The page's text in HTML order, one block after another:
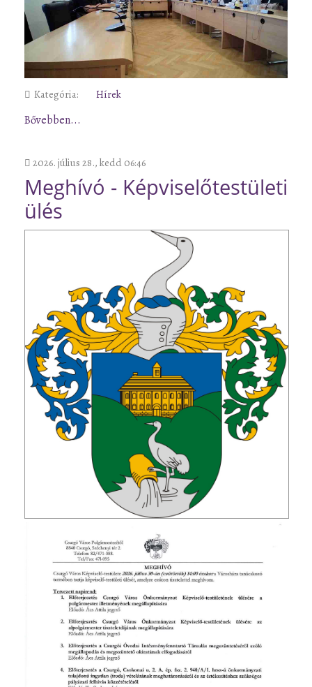
Kategória: Hírek
Bővebben...
2026. július 28., kedd 06:46
Meghívó - Képviselőtestületi
ülés